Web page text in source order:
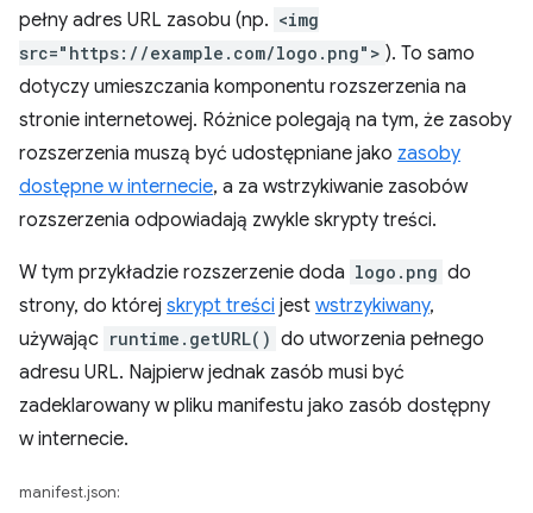
pełny adres URL zasobu (np. <img
src="https://example.com/logo.png"> ). To samo
dotyczy umieszczania komponentu rozszerzenia na
stronie internetowej. Różnice polegają na tym, że zasoby
rozszerzenia muszą być udostępniane jako zasoby
dostępne w internecie, a za wstrzykiwanie zasobów
rozszerzenia odpowiadają zwykle skrypty treści.
W tym przykładzie rozszerzenie doda logo.png do
strony, do której skrypt treści jest wstrzykiwany,
używając runtime.getURL() do utworzenia pełnego
adresu URL. Najpierw jednak zasób musi być
zadeklarowany w pliku manifestu jako zasób dostępny
w internecie.
manifest.json: